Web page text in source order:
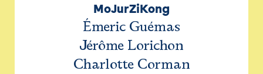
MoJurZiKong
Émeric Guémas
Jérôme Lorichon
Charlotte Corman